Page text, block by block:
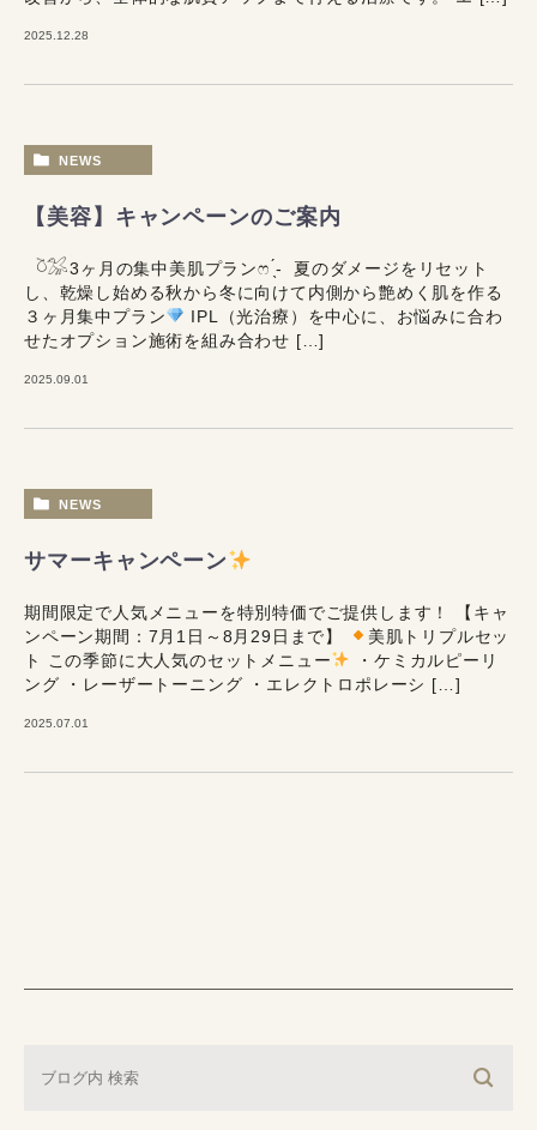
2025.12.28
NEWS
【美容】キャンペーンのご案内
𓎤𓅮3ヶ月の集中美肌プランෆ ̖́-‬ 夏のダメージをリセット
し、乾燥し始める秋から冬に向けて内側から艶めく肌を作る
３ヶ月集中プラン
IPL（光治療）を中心に、お悩みに合わ
せたオプション施術を組み合わせ […]
2025.09.01
NEWS
サマーキャンペーン
期間限定で人気メニューを特別特価でご提供します！ 【キャ
ンペーン期間：7月1日～8月29日まで】
美肌トリプルセッ
ト この季節に大人気のセットメニュー
・ケミカルピーリ
ング ・レーザートーニング ・エレクトロポレーシ […]
2025.07.01